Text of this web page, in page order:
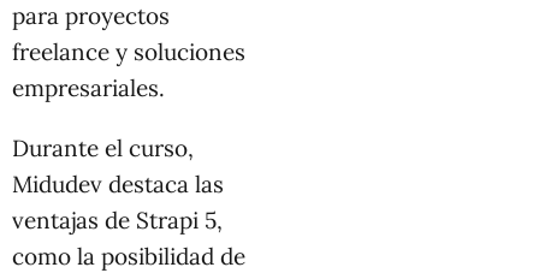
para proyectos
freelance y soluciones
empresariales.
Durante el curso,
Midudev destaca las
ventajas de Strapi 5,
como la posibilidad de